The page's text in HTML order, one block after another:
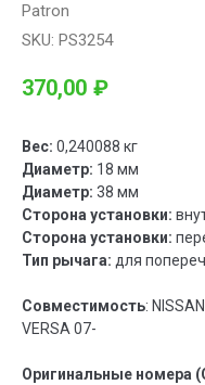
Patron
SKU: PS3254
370,00 ₽
Вес: 0,240088 кг
Диаметр: 18 мм
Диаметр: 38 мм
Сторона установки:
Сторона установки:
Тип рычага: для
Совместимость:
VERSA 07-
Оригинальные номера